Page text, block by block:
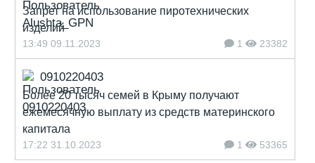
Запрет на использование пиротехнических
изделий
13:49 09.11.2023 1 23382
0910220403
Более 20 тысяч семей в Крыму получают
ежемесячную выплату из средств материнского
капитала
17:22 31.10.2023 1 53365